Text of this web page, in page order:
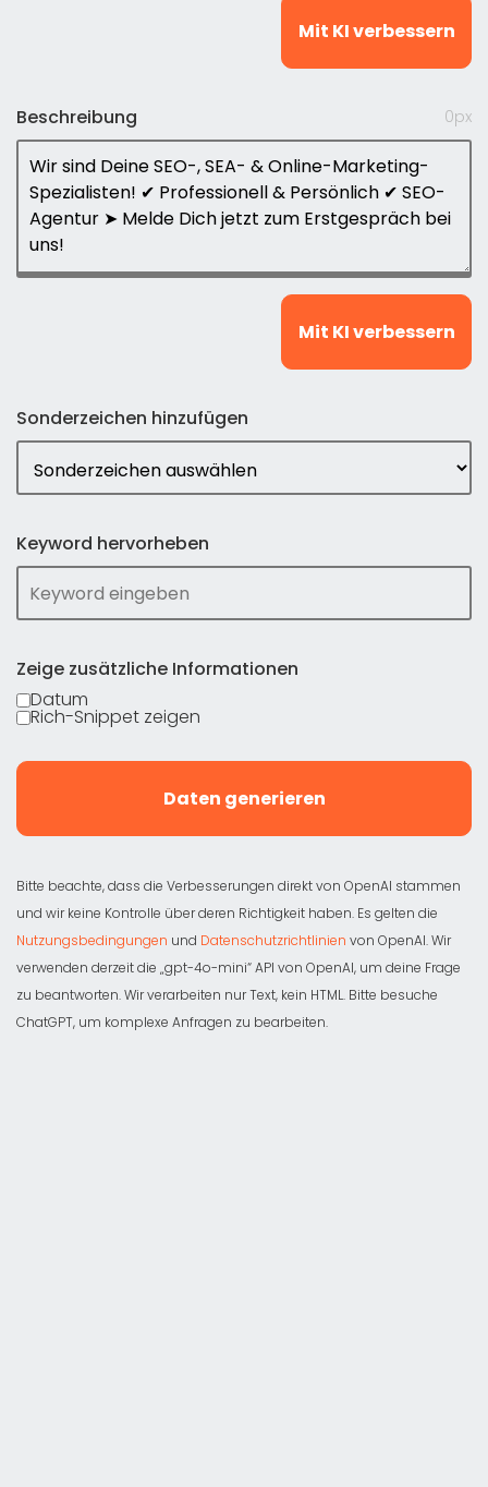
Mit KI verbessern
Beschreibung 0px
Mit KI verbessern
Sonderzeichen hinzufügen
Keyword hervorheben
Zeige zusätzliche Informationen
Datum
Rich-Snippet zeigen
Daten generieren
Bitte beachte, dass die Verbesserungen direkt von OpenAI stammen
und wir keine Kontrolle über deren Richtigkeit haben. Es gelten die
Nutzungsbedingungen und Datenschutzrichtlinien von OpenAI. Wir
verwenden derzeit die „gpt-4o-mini“ API von OpenAI, um deine Frage
zu beantworten. Wir verarbeiten nur Text, kein HTML. Bitte besuche
ChatGPT, um komplexe Anfragen zu bearbeiten.